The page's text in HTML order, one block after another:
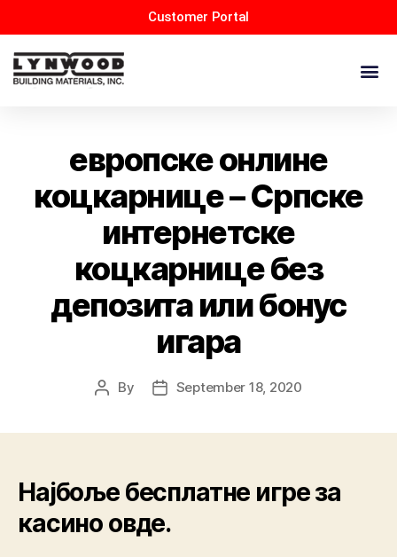
Customer Portal
европске онлине
коцкарнице – Српске
интернетске
коцкарнице без
депозита или бонус
игара
By September 18, 2020
Најбоље бесплатне игре за
касино овде.